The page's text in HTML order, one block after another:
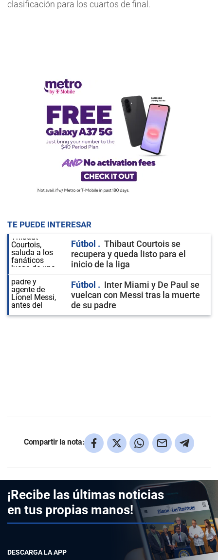
clasificación para los cuartos de final.
TE PUEDE INTERESAR
Fútbol
Thibaut Courtois se
recupera y queda listo para el
inicio de la liga
Fútbol
Inter Miami y De Paul se
vuelcan con Messi tras la muerte
de su padre
Compartir la nota:
¡Recibe las últimas noticias
en tus propias manos!
DESCARGA LA APP